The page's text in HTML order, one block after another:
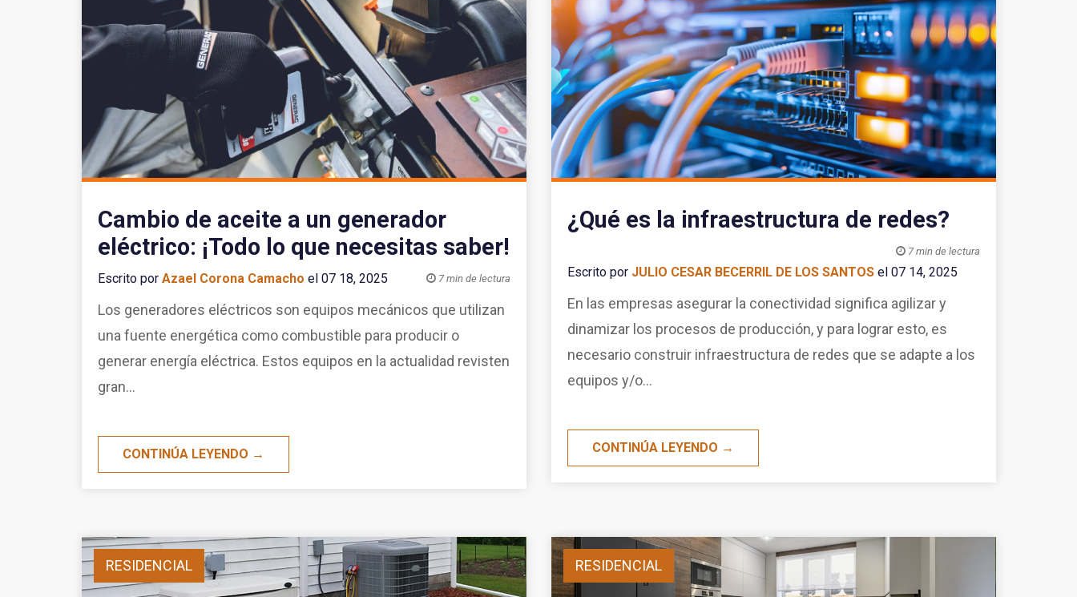
Cambio de aceite a un generador
eléctrico: ¡Todo lo que necesitas saber!
 7 min de lectura
Escrito por Azael Corona Camacho el 07 18, 2025
Los generadores eléctricos son equipos mecánicos que utilizan
una fuente energética como combustible para producir o
generar energía eléctrica. Estos equipos en la actualidad revisten
gran...
CONTINÚA LEYENDO →
¿Qué es la infraestructura de redes?
 7 min de lectura
Escrito por JULIO CESAR BECERRIL DE LOS SANTOS el 07 14, 2025
En las empresas asegurar la conectividad significa agilizar y
dinamizar los procesos de producción, y para lograr esto, es
necesario construir infraestructura de redes que se adapte a los
equipos y/o...
CONTINÚA LEYENDO →
RESIDENCIAL RESIDENCIAL